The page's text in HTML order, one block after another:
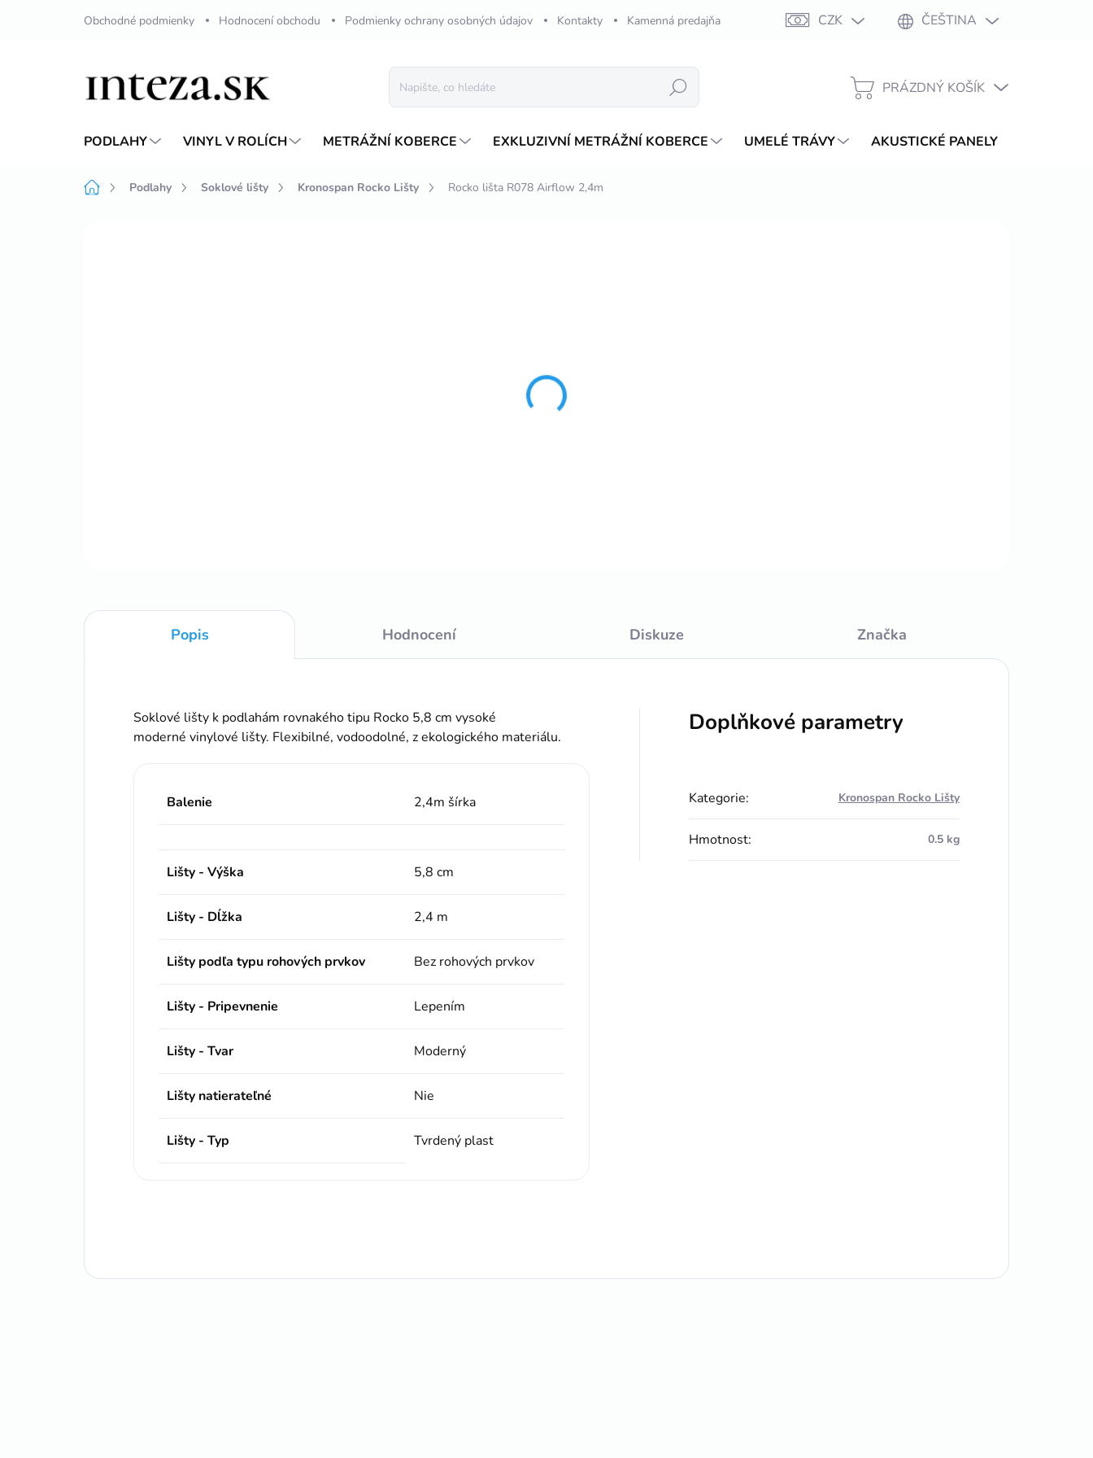
Obchodné podmienky Hodnocení obchodu Podmienky ochrany osobných údajov Kontakty Kamenná predajňa Moje objednávkaCZK ČEŠTINA
Hledat NÁKUPNÍ
PRÁZDNÝ KOŠÍK
PODLAHY VINYL V ROLÍCH METRÁŽNÍ KOBERCE EXKLUZIVNÍ METRÁŽNÍ KOBERCE UMELÉ TRÁVY AKUSTICKÉ PANELY
DomůPodlahy Soklové lišty Kronospan Rocko Lišty Rocko lišta R078 Airflow 2,4m
Popis Hodnocení Diskuze Značka
Soklové lišty k podlahám rovnakého tipu Rocko 5,8 cm vysoké
moderné vinylové lišty. Flexibilné, vodoodolné, z ekologického materiálu.
Balenie 2,4m šírka
Lišty - Výška 5,8 cm
Lišty - Dĺžka 2,4 m
Lišty podľa typu rohových prvkov Bez rohových prvkov
Lišty - Pripevnenie Lepením
Lišty - Tvar Moderný
Lišty natierateľné Nie
Lišty - Typ Tvrdený plast
Doplňkové parametry
Kategorie: Kronospan Rocko Lišty
Hmotnost: 0.5 kg